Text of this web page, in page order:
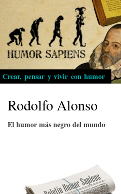
al
Crear, pensar y vivir con humor
Rodolfo Alonso
El humor más negro del mundo